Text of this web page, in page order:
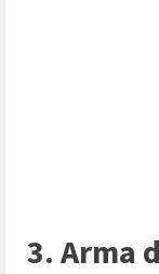
3. Arma